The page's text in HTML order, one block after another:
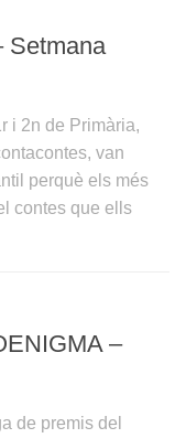
Setmana
i 2n de Primària,
van
perquè els més
contes que ells
–
de premis del